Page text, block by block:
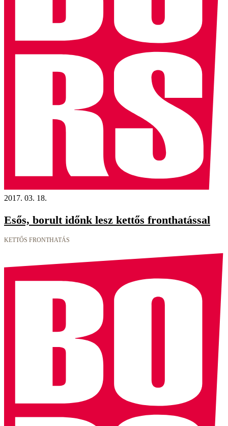
2017. 03. 18.
Esős, borult időnk lesz kettős fronthatással
KETTŐS FRONTHATÁS